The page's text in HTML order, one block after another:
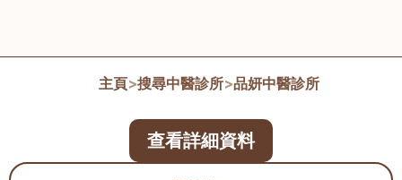
主頁>搜尋中醫診所>品妍中醫診所
查看詳細資料